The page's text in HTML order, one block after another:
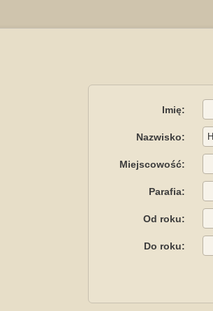
Imię:
Nazwisko:
Miejscowość:
Parafia:
Od roku:
Do roku: